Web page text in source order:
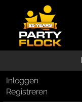
Inloggen
Registreren